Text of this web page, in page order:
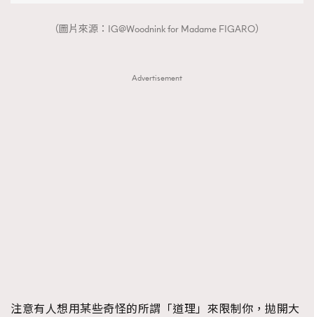
（圖片來源：IG@Woodnink for Madame FIGARO）
Advertisement
注意有人想用某些奇怪的所謂「道理」來限制你，拋開大